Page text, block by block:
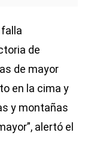
de
de mayor
en la cima y
y montañas
alertó el